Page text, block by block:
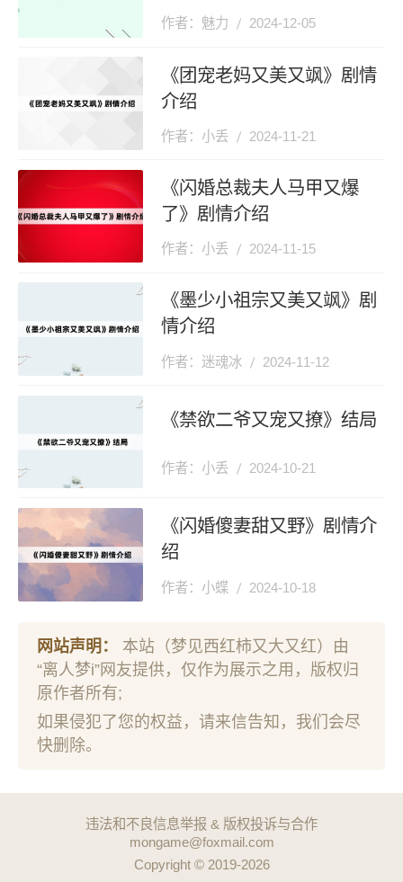
作者：魅力 2024-12-05
《团宠老妈又美又飒》剧情
介绍
作者：小丢 2024-11-21
《闪婚总裁夫人马甲又爆
了》剧情介绍
作者：小丢 2024-11-15
《墨少小祖宗又美又飒》剧
情介绍
作者：迷魂冰 2024-11-12
《禁欲二爷又宠又撩》结局
作者：小丢 2024-10-21
《闪婚傻妻甜又野》剧情介
绍
作者：小蝶 2024-10-18
网站声明：
本站（梦见西红柿又大又红）由
“离人梦i”网友提供，仅作为展示之用，版权归
原作者所有;
如果侵犯了您的权益，请来信告知，我们会尽
快删除。
违法和不良信息举报 & 版权投诉与合作
mongame@foxmail.com
Copyright © 2019-2026